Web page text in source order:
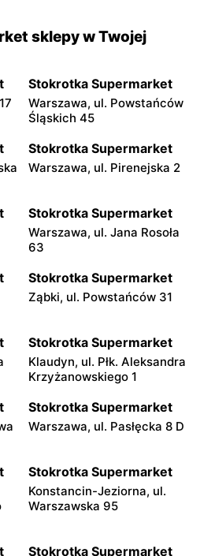
sklepy w Twojej
Stokrotka Supermarket
Warszawa, ul. Powstańców
Śląskich 45
Stokrotka Supermarket
Warszawa, ul. Pirenejska 2
Stokrotka Supermarket
Warszawa, ul. Jana Rosoła
63
Stokrotka Supermarket
Ząbki, ul. Powstańców 31
Stokrotka Supermarket
Klaudyn, ul. Płk. Aleksandra
Krzyżanowskiego 1
Stokrotka Supermarket
Warszawa, ul. Pasłęcka 8 D
Stokrotka Supermarket
Konstancin-Jeziorna, ul.
Warszawska 95
Stokrotka Supermarket